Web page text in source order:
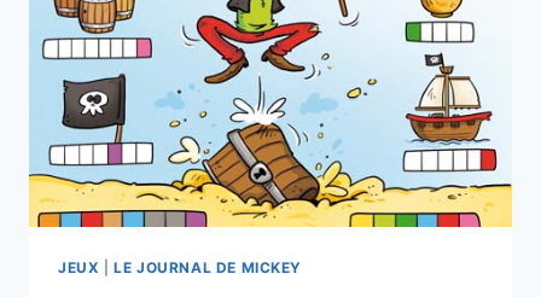
JEUX |LE JOURNAL DE MICKEY